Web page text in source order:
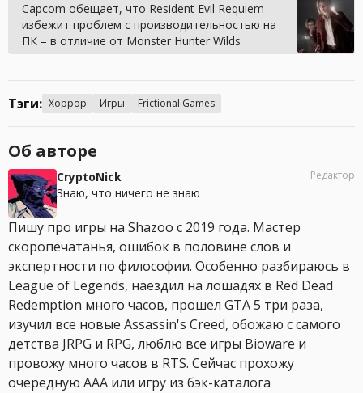
Capcom обещает, что Resident Evil Requiem
избежит проблем с производительностью на
ПК – в отличие от Monster Hunter Wilds
Тэги: Хоррор Игры Frictional Games
Об авторе
CryptoNick
Знаю, что ничего не знаю
Редактор
Пишу про игры на Shazoo с 2019 года. Мастер
скоропечатанья, ошибок в половине слов и
экспертности по философии. Особенно разбираюсь в
League of Legends, наездил на лошадях в Red Dead
Redemption много часов, прошел GTA 5 три раза,
изучил все новые Assassin's Creed, обожаю с самого
детства JRPG и RPG, люблю все игры Bioware и
провожу много часов в RTS. Сейчас прохожу
очередную AAA или игру из бэк-каталога